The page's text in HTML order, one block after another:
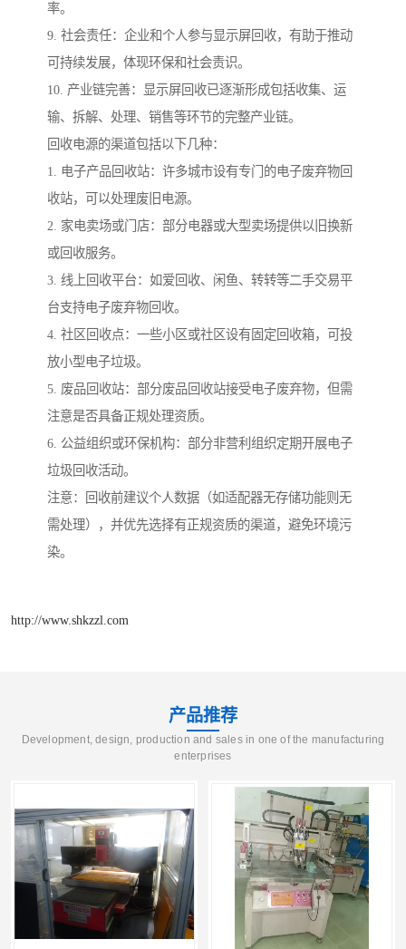
率。
9. 社会责任：企业和个人参与显示屏回收，有助于推动
可持续发展，体现环保和社会责识。
10. 产业链完善：显示屏回收已逐渐形成包括收集、运
输、拆解、处理、销售等环节的完整产业链。
回收电源的渠道包括以下几种：
1. 电子产品回收站：许多城市设有专门的电子废弃物回
收站，可以处理废旧电源。
2. 家电卖场或门店：部分电器或大型卖场提供以旧换新
或回收服务。
3. 线上回收平台：如爱回收、闲鱼、转转等二手交易平
台支持电子废弃物回收。
4. 社区回收点：一些小区或社区设有固定回收箱，可投
放小型电子垃圾。
5. 废品回收站：部分废品回收站接受电子废弃物，但需
注意是否具备正规处理资质。
6. 公益组织或环保机构：部分非营利组织定期开展电子
垃圾回收活动。
注意：回收前建议个人数据（如适配器无存储功能则无
需处理），并优先选择有正规资质的渠道，避免环境污
染。
http://www.shkzzl.com
产品推荐
Development, design, production and sales in one of the manufacturing
enterprises